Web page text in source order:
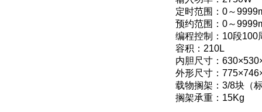
定时范围：0～
预约范围：0～
编程控制：10段100
容积：210L
内胆尺寸：
外形尺寸：
载物搁架：3/8块（
搁架承重：15Kg